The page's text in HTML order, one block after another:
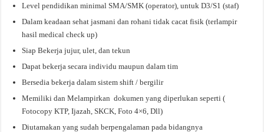
Level pendidikan minimal SMA/SMK (operator), untuk D3/S1 (staf)
Dalam keadaan sehat jasmani dan rohani tidak cacat fisik (terlampir
hasil medical check up)
Siap Bekerja jujur, ulet, dan tekun
Dapat bekerja secara individu maupun dalam tim
Bersedia bekerja dalam sistem shift / bergilir
Memiliki dan Melampirkan dokumen yang diperlukan seperti (
Fotocopy KTP, Ijazah, SKCK, Foto 4×6, Dll)
Diutamakan yang sudah berpengalaman pada bidangnya